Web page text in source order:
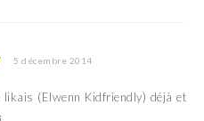
5 décembre 2014
(Elwenn Kidfriendly) déjà et